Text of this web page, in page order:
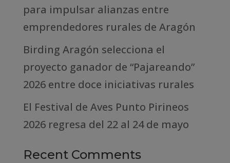
para impulsar alianzas entre
emprendedores rurales de Aragón
Birding Aragón selecciona el
proyecto ganador de “Pajareando”
2026 entre doce iniciativas rurales
El Festival de Aves Punto Pirineos
2026 regresa del 22 al 24 de mayo
Recent Comments